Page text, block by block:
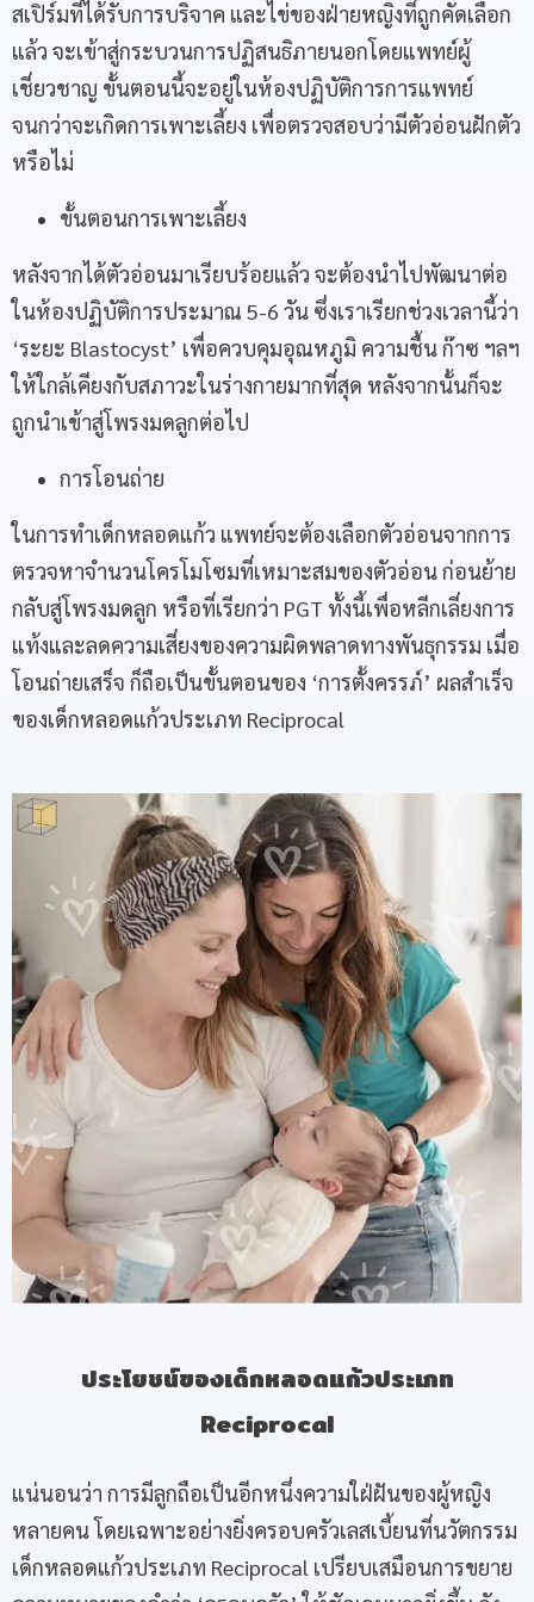
สเปิร์มที่ได้รับการบริจาค และไข่ของฝ่ายหญิงที่ถูกคัดเลือก
แล้ว จะเข้าสู่กระบวนการปฏิสนธิภายนอกโดยแพทย์ผู้
เชี่ยวชาญ ขั้นตอนนี้จะอยู่ในห้องปฏิบัติการการแพทย์
จนกว่าจะเกิดการเพาะเลี้ยง เพื่อตรวจสอบว่ามีตัวอ่อนฝักตัว
หรือไม่
ขั้นตอนการเพาะเลี้ยง
หลังจากได้ตัวอ่อนมาเรียบร้อยแล้ว จะต้องนำไปพัฒนาต่อ
ในห้องปฏิบัติการประมาณ 5-6 วัน ซึ่งเราเรียกช่วงเวลานี้ว่า
‘ระยะ Blastocyst’ เพื่อควบคุมอุณหภูมิ ความชื้น ก๊าซ ฯลฯ
ให้ใกล้เคียงกับสภาวะในร่างกายมากที่สุด หลังจากนั้นก็จะ
ถูกนำเข้าสู่โพรงมดลูกต่อไป
การโอนถ่าย
ในการทำเด็กหลอดแก้ว แพทย์จะต้องเลือกตัวอ่อนจากการ
ตรวจหาจำนวนโครโมโซมที่เหมาะสมของตัวอ่อน ก่อนย้าย
กลับสู่โพรงมดลูก หรือที่เรียกว่า PGT ทั้งนี้เพื่อหลีกเลี่ยงการ
แท้งและลดความเสี่ยงของความผิดพลาดทางพันธุกรรม เมื่อ
โอนถ่ายเสร็จ ก็ถือเป็นขั้นตอนของ ‘การตั้งครรภ์’ ผลสำเร็จ
ของเด็กหลอดแก้วประเภท Reciprocal
ประโยชน์ของเด็กหลอดแก้วประเภท
Reciprocal
แน่นอนว่า การมีลูกถือเป็นอีกหนึ่งความใฝ่ฝันของผู้หญิง
หลายคน โดยเฉพาะอย่างยิ่งครอบครัวเลสเบี้ยนที่นวัตกรรม
เด็กหลอดแก้วประเภท Reciprocal เปรียบเสมือนการขยาย